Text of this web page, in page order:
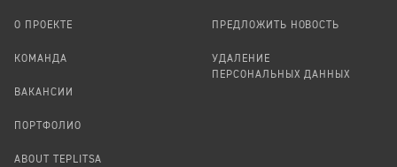
О ПРОЕКТЕ
КОМАНДА
ВАКАНСИИ
ПОРТФОЛИО
ABOUT TEPLITSA
ПРЕДЛОЖИТЬ НОВОСТЬ
УДАЛЕНИЕ
ПЕРСОНАЛЬНЫХ ДАННЫХ